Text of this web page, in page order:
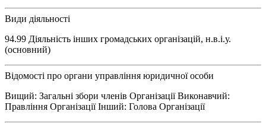
Види діяльності
94.99 Діяльність інших громадських організацій, н.в.і.у.
(основний)
Відомості про органи управління юридичної особи
Вищий: Загальні збори членів Організації Виконавчий:
Правління Організації Інший: Голова Організації